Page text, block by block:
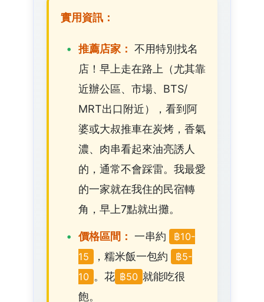
實用資訊：
推薦店家： 不用特別找名
店！早上走在路上（尤其靠
近辦公區、市場、BTS/
MRT出口附近），看到阿
婆或大叔推車在炭烤，香氣
濃、肉串看起來油亮誘人
的，通常不會踩雷。我最愛
的一家就在我住的民宿轉
角，早上7點就出攤。
價格區間： 一串約
฿10-
15
，糯米飯一包約
฿5-
10 。花 ฿50 就能吃很
飽。